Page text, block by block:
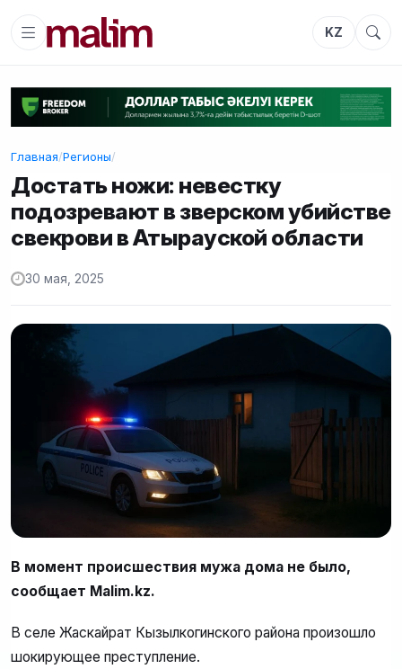
KZ
Главная/Регионы/
Достать ножи: невестку
подозревают в зверском убийстве
свекрови в Атырауской области
30 мая, 2025
В момент происшествия мужа дома не было,
сообщает Malim.kz.
В селе Жаскайрат Кызылкогинского района произошло
шокирующее преступление.